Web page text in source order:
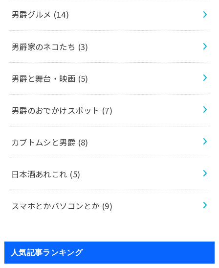
男爵グルメ (14)
男爵家のネコたち (3)
男爵と舞台・映画 (5)
男爵のおでかけスポット (7)
カブトムシと男爵 (8)
日本酒あれこれ (5)
スマホとかパソコンとか (9)
人気記事ランキング